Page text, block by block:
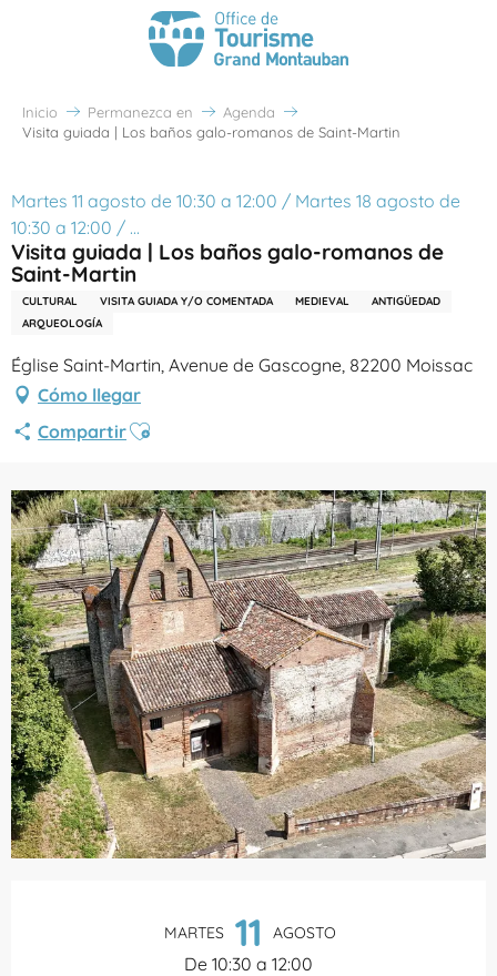
Inicio Permanezca en
Agenda
Visita guiada | Los baños galo-romanos de Saint-Martin
Martes 11 agosto de 10:30 a 12:00 / Martes 18 agosto de
10:30 a 12:00 / ...
Visita guiada | Los baños galo-romanos de
Saint-Martin
CULTURAL VISITA GUIADA Y/O COMENTADA MEDIEVAL
ANTIGÜEDAD
ARQUEOLOGÍA
Église Saint-Martin, Avenue de Gascogne, 82200 Moissac
Cómo llegar
CompartirAjouter aux favoris
MARTES 11 AGOSTO
De 10:30 a 12:00